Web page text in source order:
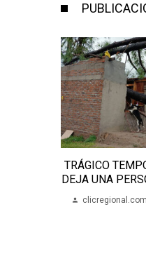
TRÁGICO
DEJA UNA
clicregional.com